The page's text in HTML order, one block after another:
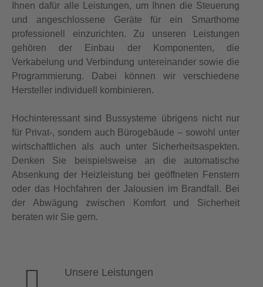
Ihnen dafür alle Leistungen, um Ihnen die Steuerung
und angeschlossene Geräte für ein Smarthome
professionell einzurichten. Zu unseren Leistungen
gehören der Einbau der Komponenten, die
Verkabelung und Verbindung untereinander sowie die
Programmierung. Dabei können wir verschiedene
Hersteller individuell kombinieren.
Hochinteressant sind Bussysteme übrigens nicht nur
für Privat-, sondern auch Bürogebäude – sowohl unter
wirtschaftlichen als auch unter Sicherheitsaspekten.
Denken Sie beispielsweise an die automatische
Absenkung der Heizleistung bei geöffneten Fenstern
oder das Hochfahren der Jalousien im Brandfall. Bei
der Abwägung zwischen Komfort und Sicherheit
beraten wir Sie gern.
Unsere Leistungen